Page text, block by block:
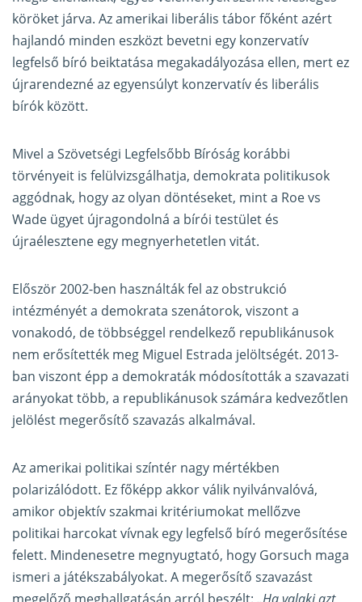
köröket járva. Az amerikai liberális tábor főként azért
hajlandó minden eszközt bevetni egy konzervatív
legfelső bíró beiktatása megakadályozása ellen, mert ez
újrarendezné az egyensúlyt konzervatív és liberális
bírók között.
Mivel a Szövetségi Legfelsőbb Bíróság korábbi
törvényeit is felülvizsgálhatja, demokrata politikusok
aggódnak, hogy az olyan döntéseket, mint a Roe vs
Wade ügyet újragondolná a bírói testület és
újraélesztene egy megnyerhetetlen vitát.
Először 2002-ben használták fel az obstrukció
intézményét a demokrata szenátorok, viszont a
vonakodó, de többséggel rendelkező republikánusok
nem erősítették meg Miguel Estrada jelöltségét. 2013-
ban viszont épp a demokraták módosították a szavazati
arányokat több, a republikánusok számára kedvezőtlen
jelölést megerősítő szavazás alkalmával.
Az amerikai politikai színtér nagy mértékben
polarizálódott. Ez főképp akkor válik nyilvánvalóvá,
amikor objektív szakmai kritériumokat mellőzve
politikai harcokat vívnak egy legfelső bíró megerősítése
felett. Mindenesetre megnyugtató, hogy Gorsuch maga
ismeri a játékszabályokat. A megerősítő szavazást